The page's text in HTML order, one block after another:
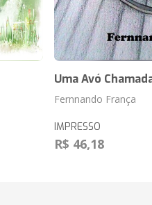
Uma Avó
Fernnando França
IMPRESSO
R$ 46,18